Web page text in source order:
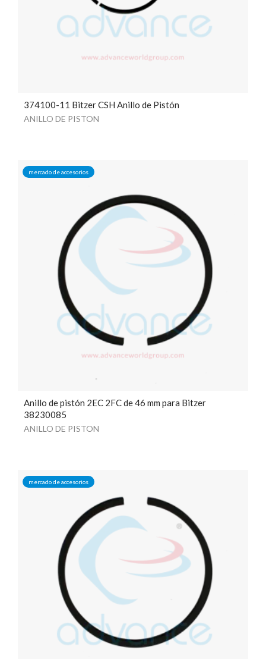
374100-11 Bitzer CSH Anillo de Pistón
ANILLO DE PISTON
mercado de accesorios
Anillo de pistón 2EC 2FC de 46 mm para Bitzer
38230085
ANILLO DE PISTON
mercado de accesorios